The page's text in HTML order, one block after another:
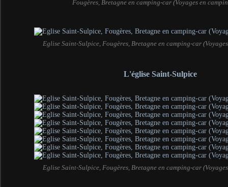
Fougères, Bretagne en camping-car (Voyages en
Eglise Saint-Sulpice, Fougères, Bretagne en camping-car
L'église Saint-Sulpice
Eglise Saint-Sulpice, Fougères, Bretagne en camping-car